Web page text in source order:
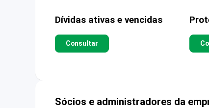
Dívidas ativas e vencidas
Consultar
Sócios e administradores da